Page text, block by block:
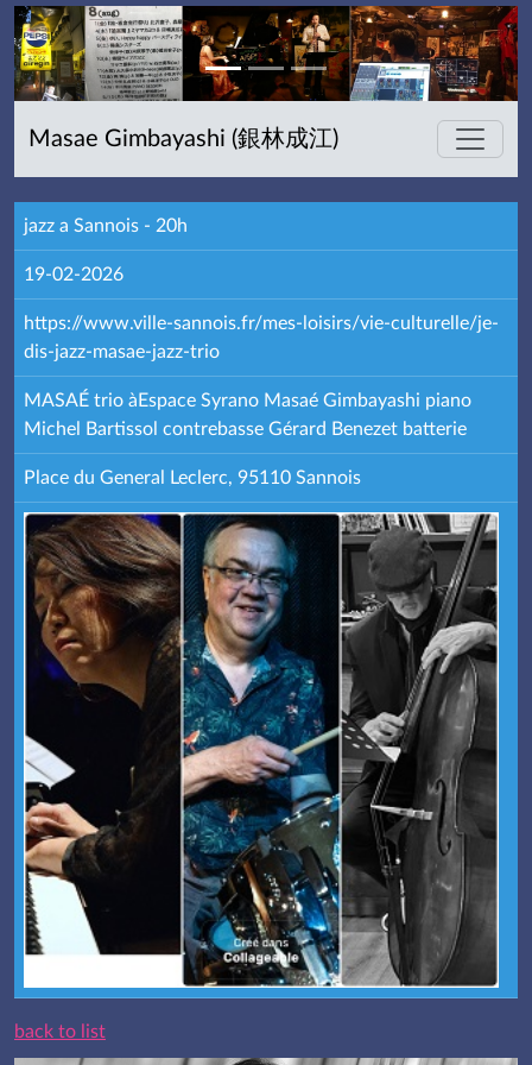
Masae Gimbayashi (銀林成江)
jazz a Sannois - 20h
19-02-2026
https://www.ville-sannois.fr/mes-loisirs/vie-culturelle/je-
dis-jazz-masae-jazz-trio
MASAÉ trio àEspace Syrano Masaé Gimbayashi piano
Michel Bartissol contrebasse Gérard Benezet batterie
Place du General Leclerc, 95110 Sannois
back to list